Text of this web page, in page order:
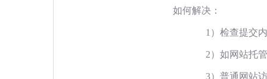
如何解决：
1）检查提交
2）如网站托
3）普通网站